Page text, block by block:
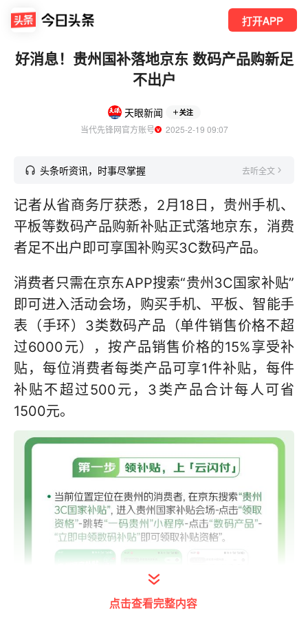
打开APP
好消息！贵州国补落地京东 数码产品购新足
不出户
天眼新闻 关注
当代先锋网官方账号
  2025-2-19 09:07
头条听资讯，时事尽掌握 去听全文
记者从省商务厅获悉，2月18日，贵州手机、
平板等数码产品购新补贴正式落地京东，消费
者足不出户即可享国补购买3C数码产品。
消费者只需在京东APP搜索“贵州3C国家补贴”
即可进入活动会场，购买手机、平板、智能手
表（手环）3类数码产品（单件销售价格不超
过6000元），按产品销售价格的15%享受补
贴，每位消费者每类产品可享1件补贴，每件
补贴不超过500元，3类产品合计每人可省
1500元。
点击查看完整内容